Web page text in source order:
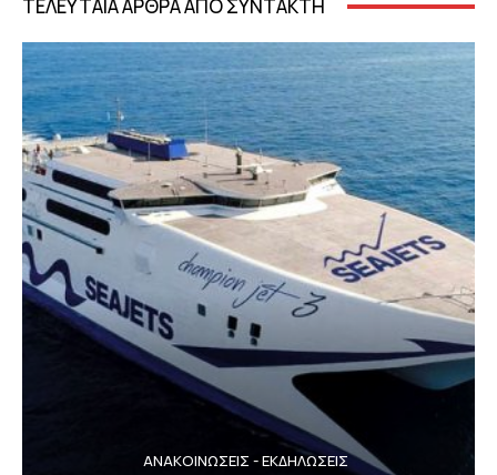
ΤΕΛΕΥΤΑΙΑ ΑΡΘΡΑ ΑΠΟ ΣΥΝΤΑΚΤΗ
ΑΝΑΚΟΙΝΩΣΕΙΣ - ΕΚΔΗΛΩΣΕΙΣ